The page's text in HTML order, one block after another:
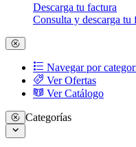
Descarga tu factura
Consulta y descarga tu
Navegar por
Ver Ofertas
Ver Catálogo
Categorías